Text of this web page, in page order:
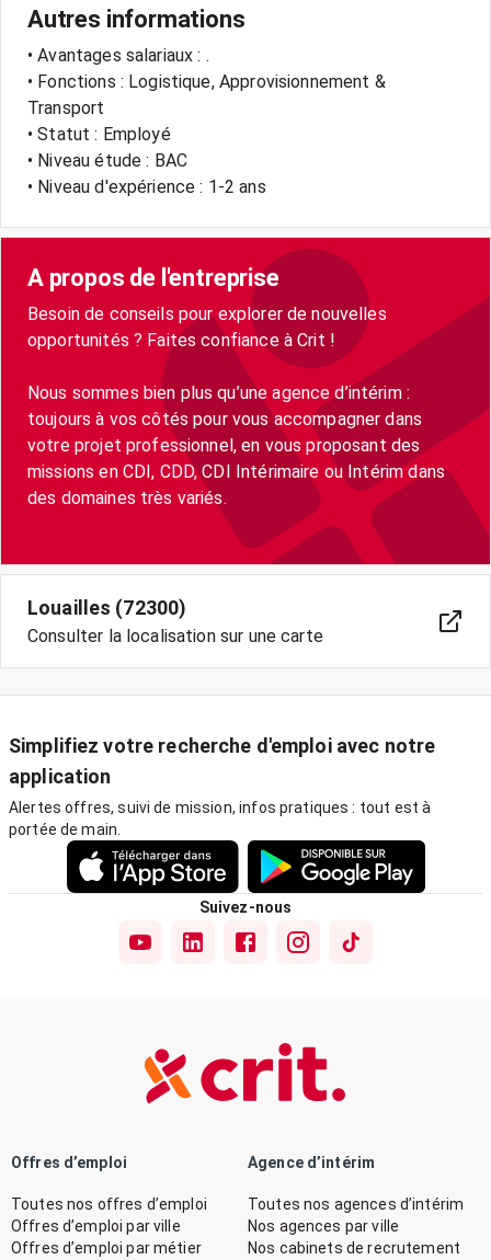
Autres informations
• Avantages salariaux : .
• Fonctions : Logistique, Approvisionnement &
Transport
• Statut : Employé
• Niveau étude : BAC
• Niveau d'expérience : 1-2 ans
A propos de l'entreprise
Besoin de conseils pour explorer de nouvelles
opportunités ? Faites confiance à Crit !
Nous sommes bien plus qu’une agence d’intérim :
toujours à vos côtés pour vous accompagner dans
votre projet professionnel, en vous proposant des
missions en CDI, CDD, CDI Intérimaire ou Intérim dans
des domaines très variés.
Louailles (72300)
Consulter la localisation sur une carte
Simplifiez votre recherche d'emploi avec notre
application
Alertes offres, suivi de mission, infos pratiques : tout est à
portée de main.
Suivez-nous
Offres d’emploi
Toutes nos offres d’emploi
Offres d’emploi par ville
Offres d’emploi par métier
Agence d’intérim
Toutes nos agences d’intérim
Nos agences par ville
Nos cabinets de recrutement